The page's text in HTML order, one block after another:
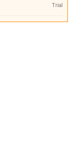
Trial